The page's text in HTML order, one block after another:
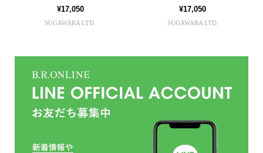
¥17,050
SUGAWARA LTD.
¥17,050
SUGAWARA LTD.